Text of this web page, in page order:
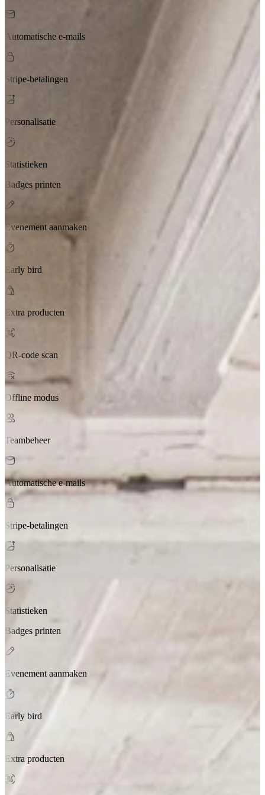
Automatische e-mails
Stripe-betalingen
Personalisatie
Statistieken
Badges printen
Evenement aanmaken
Early bird
Extra producten
QR-code scan
Offline modus
Teambeheer
Automatische e-mails
Stripe-betalingen
Personalisatie
Statistieken
Badges printen
Evenement aanmaken
Early bird
Extra producten